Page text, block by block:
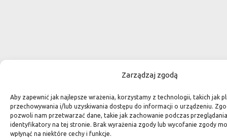
Zarządzaj zgodą
Aby zapewnić jak najlepsze wrażenia, korzystamy z technologii, takich jak
przechowywania i/lub uzyskiwania dostępu do informacji o urządzeniu.
pozwoli nam przetwarzać dane, takie jak zachowanie podczas
identyfikatory na tej stronie. Brak wyrażenia zgody lub wycofanie zgody
wpłynąć na niektóre cechy i funkcje.